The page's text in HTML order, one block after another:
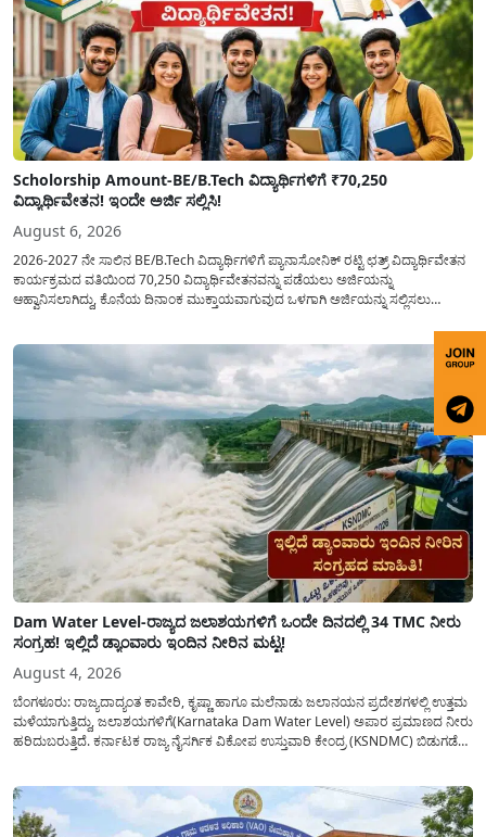
Scholorship Amount-BE/B.Tech ವಿದ್ಯಾರ್ಥಿಗಳಿಗೆ ₹70,250
ವಿದ್ಯಾರ್ಥಿವೇತನ! ಇಂದೇ ಅರ್ಜಿ ಸಲ್ಲಿಸಿ!
August 6, 2026
2026-2027 ನೇ ಸಾಲಿನ BE/B.Tech ವಿದ್ಯಾರ್ಥಿಗಳಿಗೆ ಪ್ಯಾನಾಸೋನಿಕ್ ರಟ್ಟಿ ಛತ್ರ್ ವಿದ್ಯಾರ್ಥಿವೇತನ
ಕಾರ್ಯಕ್ರಮದ ವತಿಯಿಂದ 70,250 ವಿದ್ಯಾರ್ಥಿವೇತನವನ್ನು ಪಡೆಯಲು ಅರ್ಜಿಯನ್ನು
ಆಹ್ವಾನಿಸಲಾಗಿದ್ದು, ಕೊನೆಯ ದಿನಾಂಕ ಮುಕ್ತಾಯವಾಗುವುದ ಒಳಗಾಗಿ ಅರ್ಜಿಯನ್ನು ಸಲ್ಲಿಸಲು
ಜಾರಿಗೆ...
Dam Water Level-ರಾಜ್ಯದ ಜಲಾಶಯಗಳಿಗೆ ಒಂದೇ ದಿನದಲ್ಲಿ 34 TMC ನೀರು
ಸಂಗ್ರಹ! ಇಲ್ಲಿದೆ ಡ್ಯಾಂವಾರು ಇಂದಿನ ನೀರಿನ ಮಟ್ಟ!
August 4, 2026
ಬೆಂಗಳೂರು: ರಾಜ್ಯದಾದ್ಯಂತ ಕಾವೇರಿ, ಕೃಷ್ಣಾ ಹಾಗೂ ಮಲೆನಾಡು ಜಲಾನಯನ ಪ್ರದೇಶಗಳಲ್ಲಿ ಉತ್ತಮ
ಮಳೆಯಾಗುತ್ತಿದ್ದು, ಜಲಾಶಯಗಳಿಗೆ(Karnataka Dam Water Level) ಅಪಾರ ಪ್ರಮಾಣದ ನೀರು
ಹರಿದುಬರುತ್ತಿದೆ. ಕರ್ನಾಟಕ ರಾಜ್ಯ ನೈಸರ್ಗಿಕ ವಿಕೋಪ ಉಸ್ತುವಾರಿ ಕೇಂದ್ರ (KSNDMC) ಬಿಡುಗಡೆ